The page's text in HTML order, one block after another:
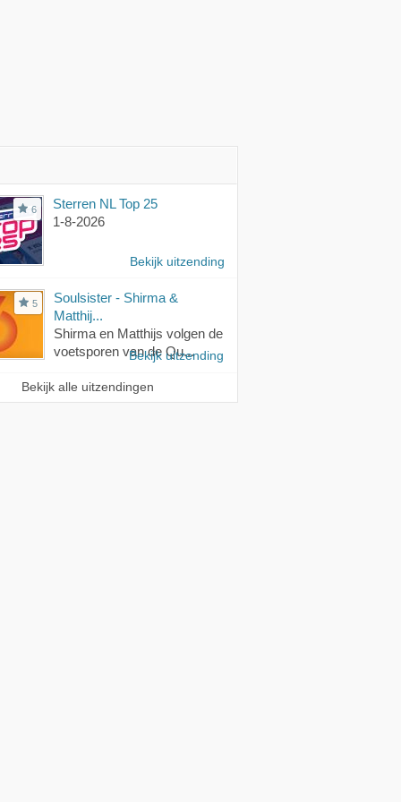
6
Sterren NL Top 25
1-8-2026
Bekijk uitzending
5
Soulsister - Shirma &
Matthij...
Shirma en Matthijs volgen de
voetsporen van de Qu...
Bekijk uitzending
Bekijk alle uitzendingen